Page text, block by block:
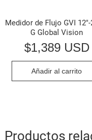
Medidor de Flujo GVI 12″-
G Global Vision
$1,389 USD
Añadir al carrito
Productos